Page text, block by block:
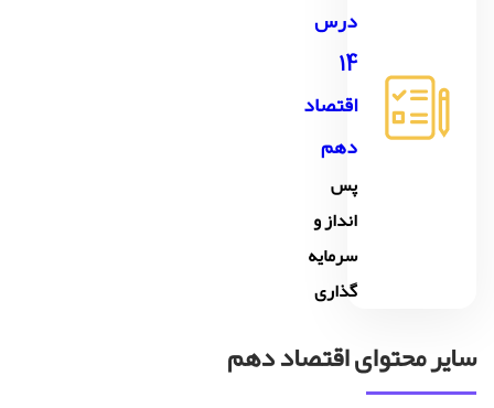
درس
14
اقتصاد
دهم
پس
انداز و
سرمایه
گذاری
سایر محتوای اقتصاد دهم